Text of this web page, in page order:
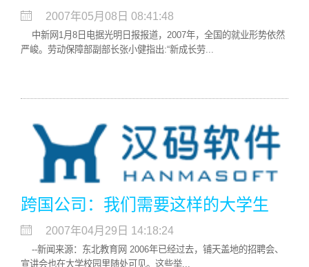
2007年05月08日 08:41:48
中新网1月8日电据光明日报报道，2007年，全国的就业形势依然
严峻。劳动保障部副部长张小健指出:“新成长劳...
跨国公司：我们需要这样的大学生
2007年04月29日 14:18:24
--新闻来源：东北教育网 2006年已经过去，铺天盖地的招聘会、
宣讲会也在大学校园里随处可见。这些举...